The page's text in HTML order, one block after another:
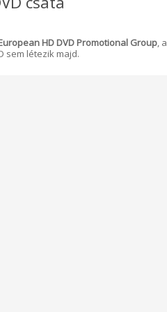
HD DVD Promotional Group, a
sem létezik majd.